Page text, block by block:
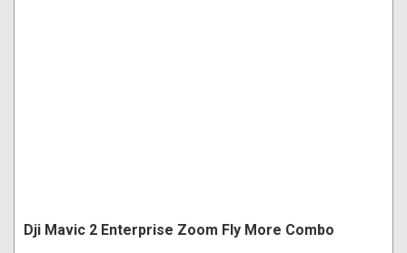
Dji Mavic 2 Enterprise Zoom Fly More Combo